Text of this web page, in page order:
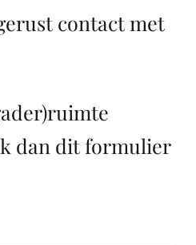
contact met
dan ditformulier